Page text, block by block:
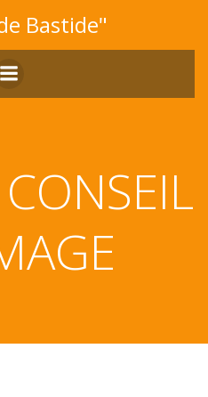
au
contenu
Bastide"